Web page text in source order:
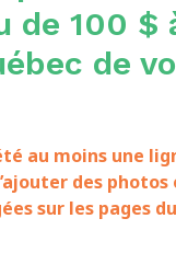
de 100 $
de
au moins une
des
sur les pages